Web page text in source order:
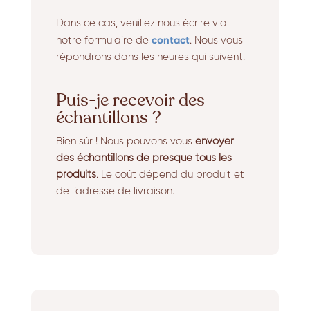
Dans ce cas, veuillez nous écrire via
notre formulaire de contact. Nous vous
répondrons dans les heures qui suivent.
Puis-je recevoir des
échantillons ?
Bien sûr ! Nous pouvons vous envoyer
des échantillons de presque tous les
produits. Le coût dépend du produit et
de l’adresse de livraison.